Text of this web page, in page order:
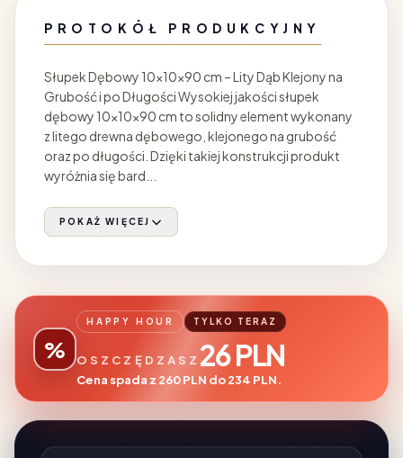
PROTOKÓŁ PRODUKCYJNY
Słupek Dębowy 10x10x90 cm – Lity Dąb Klejony na
Grubość i po Długości Wysokiej jakości słupek
dębowy 10x10x90 cm to solidny element wykonany
z litego drewna dębowego, klejonego na grubość
oraz po długości. Dzięki takiej konstrukcji produkt
wyróżnia się bard...
POKAŻ WIĘCEJ
%
HAPPY HOUR TYLKO TERAZ
OSZCZĘDZASZ 26 PLN
Cena spada z 260 PLN do 234 PLN.